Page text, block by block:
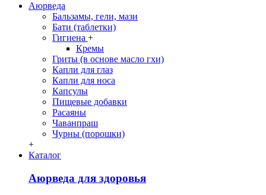
Аюрведа
Бальзамы, гели, мази
Бати (таблетки)
Гигиена +
Кремы
Гриты (в основе масло гхи)
Капли для глаз
Капли для носа
Капсулы
Пищевые добавки
Расаяны
Чаванпраш
Чурны (порошки)
+
Каталог
Аюрведа для здоровья